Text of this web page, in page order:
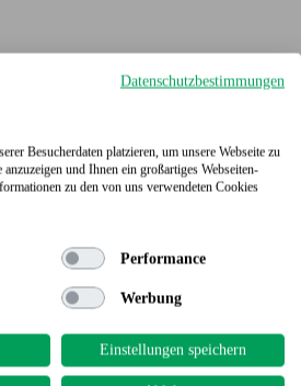
Datenschutzbestimmungen
Besucherdaten platzieren, um unsere Webseite zu
und Ihnen ein großartiges Webseiten-
zu den von uns verwendeten Cookies
Performance
Werbung
Einstellungen speichern